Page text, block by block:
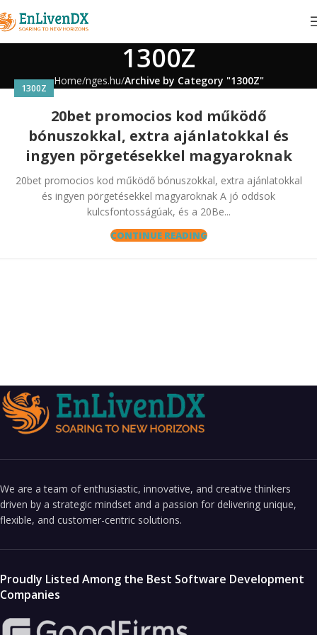
1300Z
Home nges.hu Archive by Category "1300Z"
1300Z
20bet promocios kod működő
bónuszokkal, extra ajánlatokkal és
ingyen pörgetésekkel magyaroknak
20bet promocios kod működő bónuszokkal, extra ajánlatokkal
és ingyen pörgetésekkel magyaroknak A jó oddsok
kulcsfontosságúak, és a 20Be...
CONTINUE READING
We are a team of enthusiastic, innovative, and creative thinkers
driven by a strategic mindset and a passion for delivering unique,
flexible, and customer-centric solutions.
Proudly Listed Among the Best Software Development
Companies